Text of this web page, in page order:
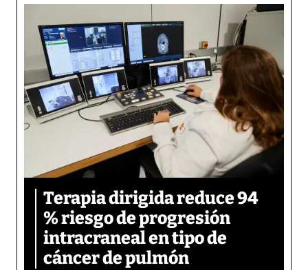
Terapia dirigida reduce 94
% riesgo de progresión
intracraneal en tipo de
cáncer de pulmón